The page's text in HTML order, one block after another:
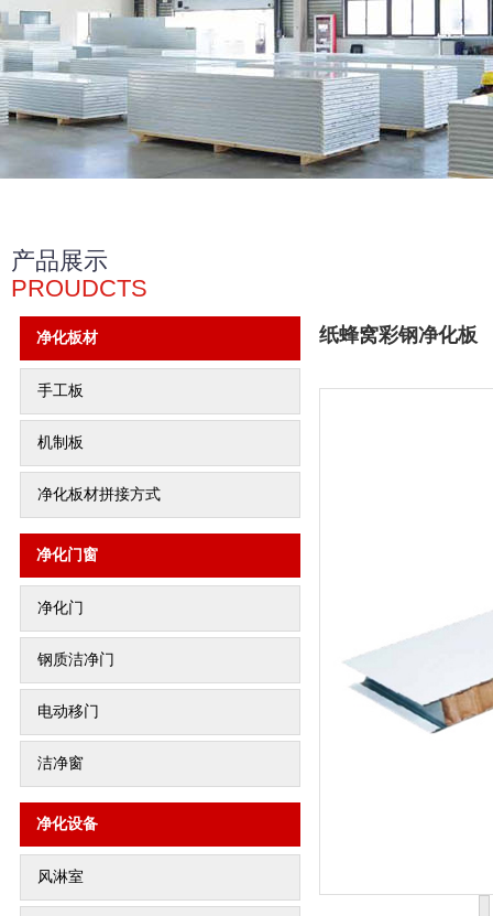
产品展示
PROUDCTS
净化板材
手工板
机制板
净化板材拼接方式
净化门窗
净化门
钢质洁净门
电动移门
洁净窗
净化设备
风淋室
纸蜂窝彩钢净化板